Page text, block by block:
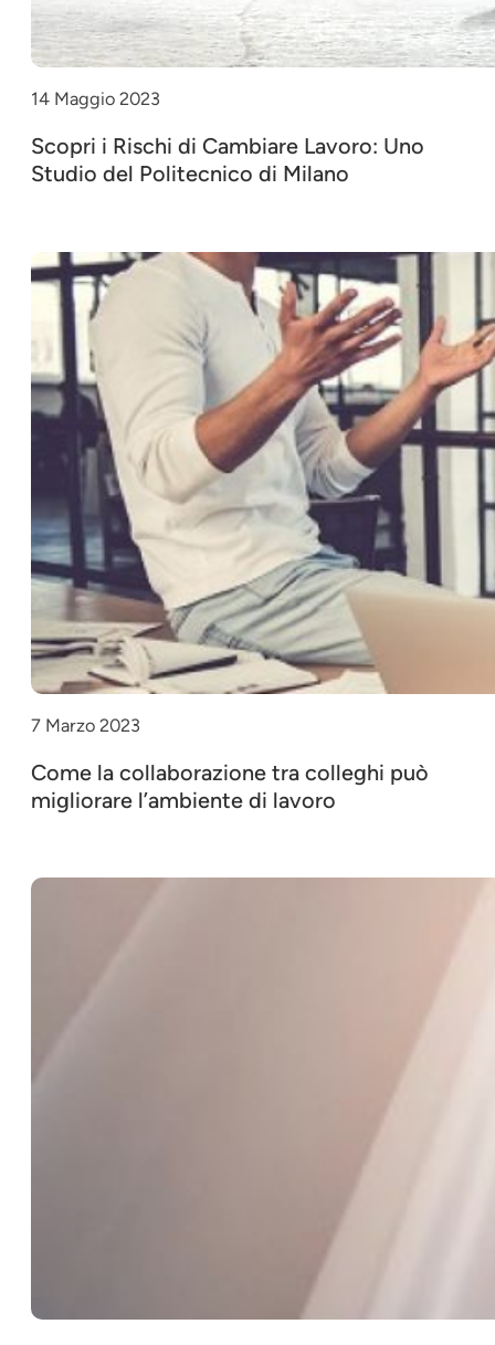
14 Maggio 2023
Scopri i Rischi di Cambiare Lavoro: Uno
Studio del Politecnico di Milano
7 Marzo 2023
Come la collaborazione tra colleghi può
migliorare l’ambiente di lavoro